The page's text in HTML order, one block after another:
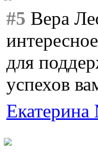
#5 Вера
для
успехов
Екатерина